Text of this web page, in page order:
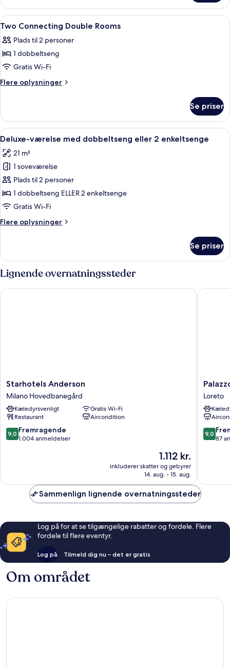
værelse
med
dobbeltseng
2
enkeltsenge
Indlæs
alle
billeder
af
Two
Connecting
Et hotelværelse med seng,
5
Two Connecting Double Rooms
Plads til 2 personer
1 dobbeltseng
Gratis Wi-Fi
Flere oplysninger
Flere
Connecting
Double
Rooms
Se priser
Indlæs
alle
billeder
af
Deluxe-
værelse
med
eller
Et hotelværelse med seng,
5
Deluxe-værelse med dobbeltseng eller 2 enkeltsenge
21 m²
1 soveværelse
Plads til 2 personer
1 dobbeltseng ELLER 2 enkeltsenge
Gratis Wi-Fi
Flere oplysninger
Flere
værelse
dobbeltseng
2
Se priser
Lignende overnatningssteder
Starhotels
Anderson
Milano
Hovedbanegård
Starhotels Anderson
Milano Hovedbanegård
Kæledyrsvenligt
Gratis Wi-Fi
Restaurant
Aircondition
9.0
ud
anmeldelser
9,0 Fremragende
1.004 anmeldelser
Prisen
er
1.112 kr.
1.112 kr.
inkluderer skatter og gebyrer
14. aug. - 15. aug.
Starhotels Anderson
Palazzo
Loreto
Hotel
Milano
Loreto
Loreto
9.0
ud
9,0
87
Palazzo
Sammenlign lignende overnatningssteder
Log på for at se tilgængelige rabatter og fordele. Flere
fordele til flere eventyr.
Log på Tilmeld dig nu – det er gratis
Om området